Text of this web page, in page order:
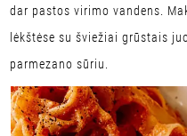
dar pastos virimo vandens.
lėkštėse su šviežiai grūstais
parmezano sūriu.